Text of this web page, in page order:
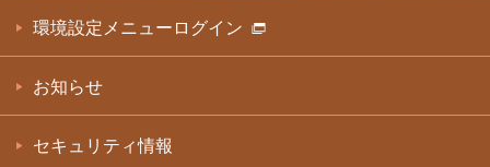
環境設定メニューログイン
お知らせ
セキュリティ情報